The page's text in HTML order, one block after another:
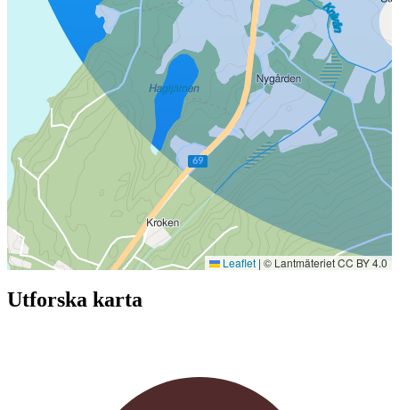
Leaflet | © Lantmäteriet CC BY 4.0
Utforska karta